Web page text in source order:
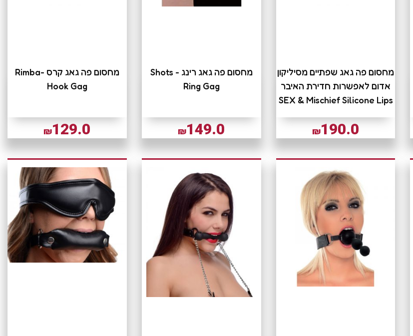
מחסום פה גאג שפתיים מסיליקון
אדום לאפשרות חדירת האיבר
SEX & Mischief Silicone Lips
₪190.0
מחסום פה גאג רינג Shots -
Ring Gag
₪149.0
מחסום פה גאג קרס Rimba-
Hook Gag
₪129.0